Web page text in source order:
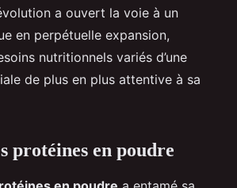
a ouvert la voie à un
en perpétuelle expansion,
nutritionnels variés d’une
de plus en plus attentive à sa
protéines en poudre